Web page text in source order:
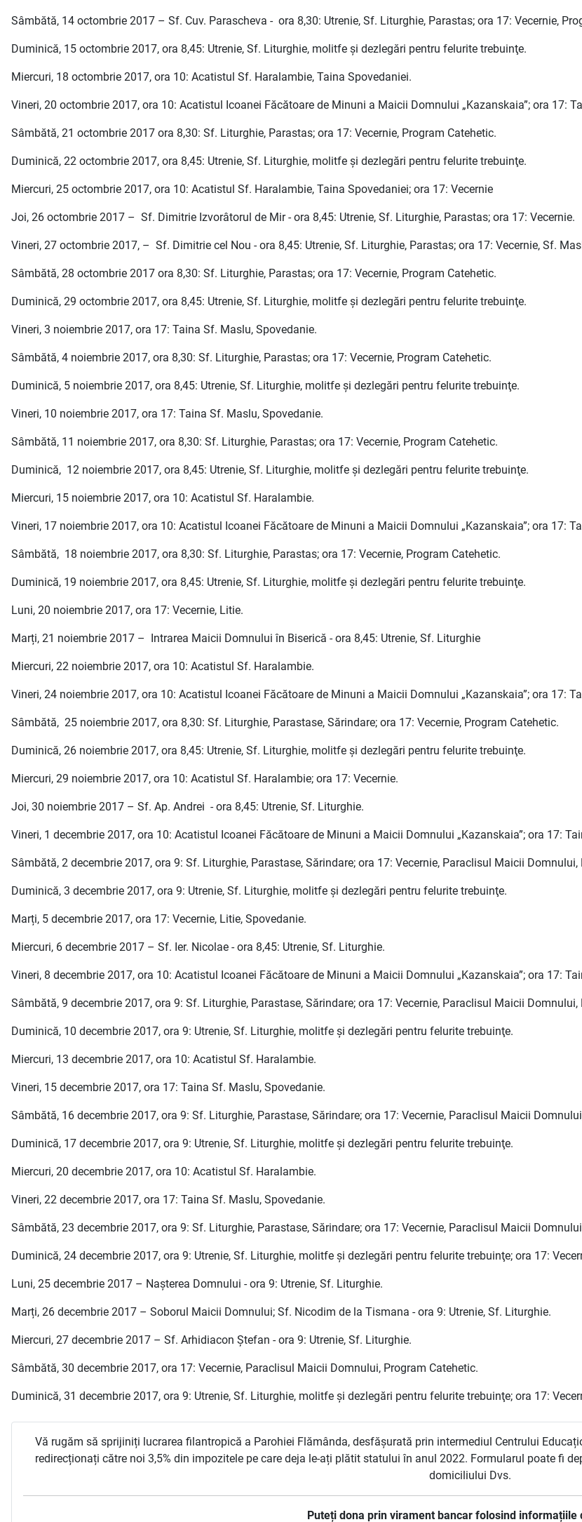
Sâmbătă, 14 octombrie 2017 – Sf. Cuv. Parascheva - ora 8,30: Utrenie, Sf. Liturghie, Parastas; ora 17: Vecernie,
Duminică, 15 octombrie 2017, ora 8,45: Utrenie, Sf. Liturghie, molitfe şi dezlegări pentru felurite trebuinţe.
Miercuri, 18 octombrie 2017, ora 10: Acatistul Sf. Haralambie, Taina Spovedaniei.
Vineri, 20 octombrie 2017, ora 10: Acatistul Icoanei Făcătoare de Minuni a Maicii Domnului „Kazanskaia”; ora 17:
Sâmbătă, 21 octombrie 2017 ora 8,30: Sf. Liturghie, Parastas; ora 17: Vecernie, Program Catehetic.
Duminică, 22 octombrie 2017, ora 8,45: Utrenie, Sf. Liturghie, molitfe şi dezlegări pentru felurite trebuinţe.
Miercuri, 25 octombrie 2017, ora 10: Acatistul Sf. Haralambie, Taina Spovedaniei; ora 17: Vecernie
Joi, 26 octombrie 2017 – Sf. Dimitrie Izvorâtorul de Mir - ora 8,45: Utrenie, Sf. Liturghie, Parastas; ora 17: Vecernie.
Vineri, 27 octombrie 2017, – Sf. Dimitrie cel Nou - ora 8,45: Utrenie, Sf. Liturghie, Parastas; ora 17: Vecernie, Sf.
Sâmbătă, 28 octombrie 2017 ora 8,30: Sf. Liturghie, Parastas; ora 17: Vecernie, Program Catehetic.
Duminică, 29 octombrie 2017, ora 8,45: Utrenie, Sf. Liturghie, molitfe şi dezlegări pentru felurite trebuinţe.
Vineri, 3 noiembrie 2017, ora 17: Taina Sf. Maslu, Spovedanie.
Sâmbătă, 4 noiembrie 2017, ora 8,30: Sf. Liturghie, Parastas; ora 17: Vecernie, Program Catehetic.
Duminică, 5 noiembrie 2017, ora 8,45: Utrenie, Sf. Liturghie, molitfe şi dezlegări pentru felurite trebuinţe.
Vineri, 10 noiembrie 2017, ora 17: Taina Sf. Maslu, Spovedanie.
Sâmbătă, 11 noiembrie 2017, ora 8,30: Sf. Liturghie, Parastas; ora 17: Vecernie, Program Catehetic.
Duminică, 12 noiembrie 2017, ora 8,45: Utrenie, Sf. Liturghie, molitfe şi dezlegări pentru felurite trebuinţe.
Miercuri, 15 noiembrie 2017, ora 10: Acatistul Sf. Haralambie.
Vineri, 17 noiembrie 2017, ora 10: Acatistul Icoanei Făcătoare de Minuni a Maicii Domnului „Kazanskaia”; ora 17:
Sâmbătă, 18 noiembrie 2017, ora 8,30: Sf. Liturghie, Parastas; ora 17: Vecernie, Program Catehetic.
Duminică, 19 noiembrie 2017, ora 8,45: Utrenie, Sf. Liturghie, molitfe şi dezlegări pentru felurite trebuinţe.
Luni, 20 noiembrie 2017, ora 17: Vecernie, Litie.
Marți, 21 noiembrie 2017 – Intrarea Maicii Domnului în Biserică - ora 8,45: Utrenie, Sf. Liturghie
Miercuri, 22 noiembrie 2017, ora 10: Acatistul Sf. Haralambie.
Vineri, 24 noiembrie 2017, ora 10: Acatistul Icoanei Făcătoare de Minuni a Maicii Domnului „Kazanskaia”; ora 17:
Sâmbătă, 25 noiembrie 2017, ora 8,30: Sf. Liturghie, Parastase, Sărindare; ora 17: Vecernie, Program Catehetic.
Duminică, 26 noiembrie 2017, ora 8,45: Utrenie, Sf. Liturghie, molitfe şi dezlegări pentru felurite trebuinţe.
Miercuri, 29 noiembrie 2017, ora 10: Acatistul Sf. Haralambie; ora 17: Vecernie.
Joi, 30 noiembrie 2017 – Sf. Ap. Andrei - ora 8,45: Utrenie, Sf. Liturghie.
Vineri, 1 decembrie 2017, ora 10: Acatistul Icoanei Făcătoare de Minuni a Maicii Domnului „Kazanskaia”; ora 17:
Sâmbătă, 2 decembrie 2017, ora 9: Sf. Liturghie, Parastase, Sărindare; ora 17: Vecernie, Paraclisul Maicii Domnului,
Duminică, 3 decembrie 2017, ora 9: Utrenie, Sf. Liturghie, molitfe şi dezlegări pentru felurite trebuinţe.
Marți, 5 decembrie 2017, ora 17: Vecernie, Litie, Spovedanie.
Miercuri, 6 decembrie 2017 – Sf. Ier. Nicolae - ora 8,45: Utrenie, Sf. Liturghie.
Vineri, 8 decembrie 2017, ora 10: Acatistul Icoanei Făcătoare de Minuni a Maicii Domnului „Kazanskaia”; ora 17:
Sâmbătă, 9 decembrie 2017, ora 9: Sf. Liturghie, Parastase, Sărindare; ora 17: Vecernie, Paraclisul Maicii Domnului,
Duminică, 10 decembrie 2017, ora 9: Utrenie, Sf. Liturghie, molitfe şi dezlegări pentru felurite trebuinţe.
Miercuri, 13 decembrie 2017, ora 10: Acatistul Sf. Haralambie.
Vineri, 15 decembrie 2017, ora 17: Taina Sf. Maslu, Spovedanie.
Sâmbătă, 16 decembrie 2017, ora 9: Sf. Liturghie, Parastase, Sărindare; ora 17: Vecernie, Paraclisul Maicii
Duminică, 17 decembrie 2017, ora 9: Utrenie, Sf. Liturghie, molitfe şi dezlegări pentru felurite trebuinţe.
Miercuri, 20 decembrie 2017, ora 10: Acatistul Sf. Haralambie.
Vineri, 22 decembrie 2017, ora 17: Taina Sf. Maslu, Spovedanie.
Sâmbătă, 23 decembrie 2017, ora 9: Sf. Liturghie, Parastase, Sărindare; ora 17: Vecernie, Paraclisul Maicii
Duminică, 24 decembrie 2017, ora 9: Utrenie, Sf. Liturghie, molitfe şi dezlegări pentru felurite trebuinţe; ora 17:
Luni, 25 decembrie 2017 – Nașterea Domnului - ora 9: Utrenie, Sf. Liturghie.
Marți, 26 decembrie 2017 – Soborul Maicii Domnului; Sf. Nicodim de la Tismana - ora 9: Utrenie, Sf. Liturghie.
Miercuri, 27 decembrie 2017 – Sf. Arhidiacon Ștefan - ora 9: Utrenie, Sf. Liturghie.
Sâmbătă, 30 decembrie 2017, ora 17: Vecernie, Paraclisul Maicii Domnului, Program Catehetic.
Duminică, 31 decembrie 2017, ora 9: Utrenie, Sf. Liturghie, molitfe şi dezlegări pentru felurite trebuinţe; ora 17:
Vă rugăm să sprijiniți lucrarea filantropică a Parohiei Flămânda, desfășurată prin intermediul Centrului
redirecționați către noi 3,5% din impozitele pe care deja le-ați plătit statului în anul 2022. Formularul poate fi
domiciliului Dvs.
Puteți dona prin virament bancar folosind informațiile